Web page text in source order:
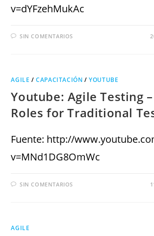
v=dYFzehMukAc
SIN COMENTARIOS
AGILE /CAPACITACIÓN /YOUTUBE
Youtube: Agile Testing
Roles for Traditional
Fuente: http://
v=MNd1DG8OmWc
SIN COMENTARIOS
AGILE